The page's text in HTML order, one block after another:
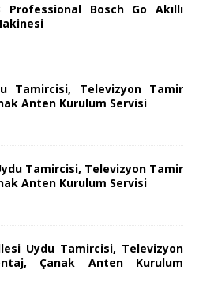
Professional Bosch Go Akıllı
Tamircisi, Televizyon Tamir
Anten Kurulum Servisi
Tamircisi, Televizyon Tamir
Anten Kurulum Servisi
Uydu Tamircisi, Televizyon
Çanak Anten Kurulum